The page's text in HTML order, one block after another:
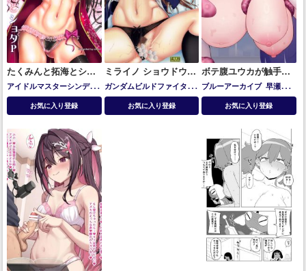
たくみんと拓海とショ
タP
アイドルマスターシンデレ
ラガールズ 向井拓海
お気に入り登録
ミライノ ショウドウテ
キナ マチガイ
ガンダムビルドファイター
ズ カミキ・ミライ
お気に入り登録
ボテ腹ユウカが触手チ
◯ポに犯されて噴乳し
ながら絶頂しちゃう!!
ブルーアーカイブ 早瀬ユウ
カ
お気に入り登録